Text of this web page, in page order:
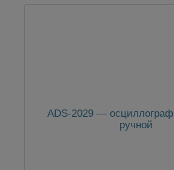
ADS-2029 —
ручной